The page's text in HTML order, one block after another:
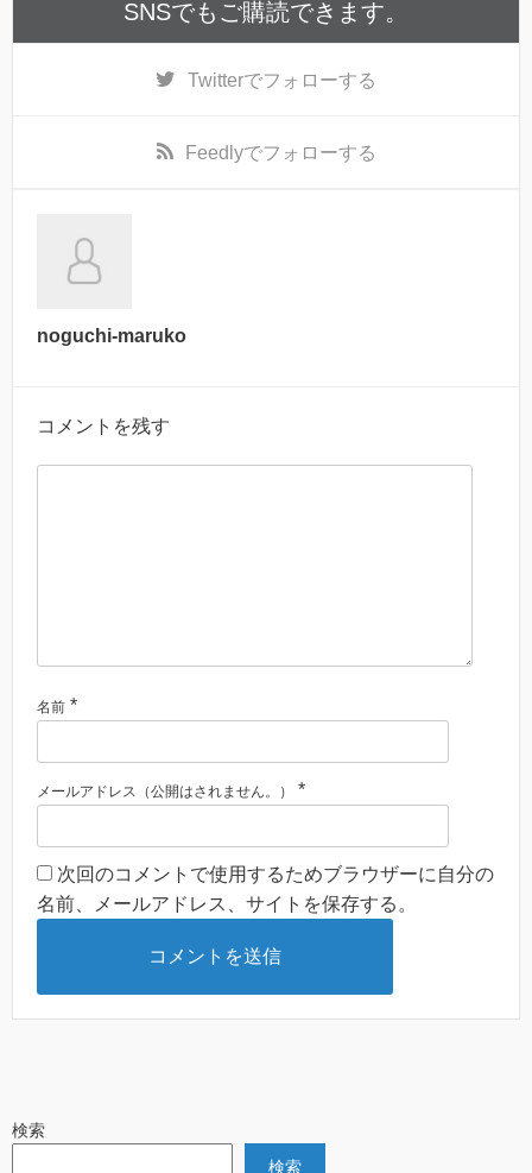
SNSでもご購読できます。
Twitterでフォローする
Feedlyでフォローする
noguchi-maruko
コメントを残す
名前 *
メールアドレス（公開はされません。） *
次回のコメントで使用するためブラウザーに自分の
名前、メールアドレス、サイトを保存する。
検索
検索